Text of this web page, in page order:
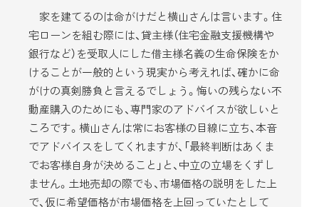
家を建てるのは命がけだと横山さんは言います。住
宅ローンを組む際には、貸主様（住宅金融支援機構や
銀行など）を受取人にした借主様名義の生命保険をか
けることが一般的という現実から考えれば、確かに命
がけの真剣勝負と言えるでしょう。悔いの残らない不
動産購入のためにも、専門家のアドバイスが欲しいと
ころです。横山さんは常にお客様の目線に立ち、本音
でアドバイスをしてくれますが、「最終判断はあくま
でお客様自身が決めること」と、中立の立場をくずし
ません。土地売却の際でも、市場価格の説明をした上
で、仮に希望価格が市場価格を上回っていたとして